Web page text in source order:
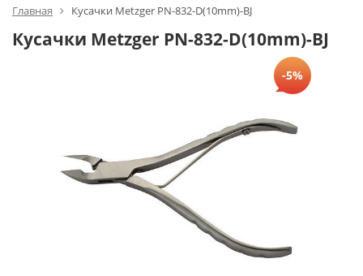
Одноразовая
Пилки
моделирования
Дизайн ногтей
Главная Кусачки Metzger PN-832-D(10mm)-BJ
Кусачки Metzger PN-832-D(10mm)-BJ
-5%